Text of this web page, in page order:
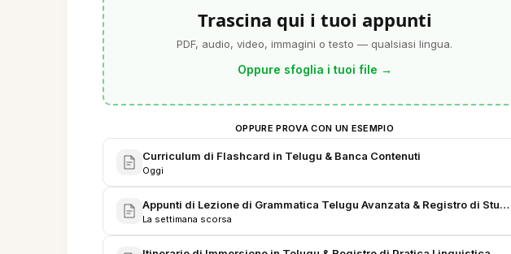
Trascina qui i tuoi appunti
PDF, audio, video, immagini o testo — qualsiasi lingua.
Oppure sfoglia i tuoi file →
OPPURE PROVA CON UN ESEMPIO
Curriculum di Flashcard in Telugu & Banca Contenuti
Oggi
Appunti di Lezione di Grammatica Telugu Avanzata & Registro di Studio
La settimana scorsa